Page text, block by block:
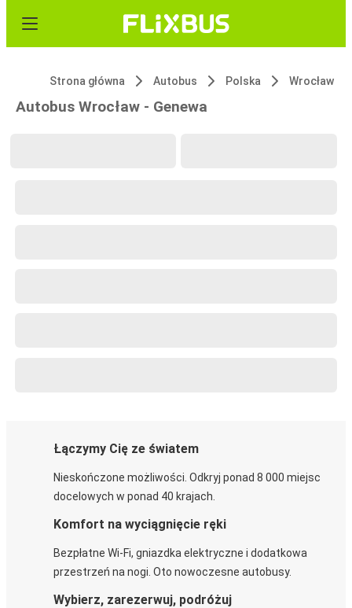
Strona główna Autobus Polska Wrocław
Autobus Wrocław - Genewa
Łączymy Cię ze światem
Nieskończone możliwości. Odkryj ponad 8 000 miejsc
docelowych w ponad 40 krajach.
Komfort na wyciągnięcie ręki
Bezpłatne Wi-Fi, gniazdka elektryczne i dodatkowa
przestrzeń na nogi. Oto nowoczesne autobusy.
Wybierz, zarezerwuj, podróżuj